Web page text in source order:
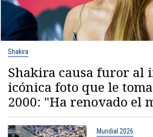
Shakira
Shakira causa furor al
icónica foto que le
2000: "Ha renovado el
Mundial 2026